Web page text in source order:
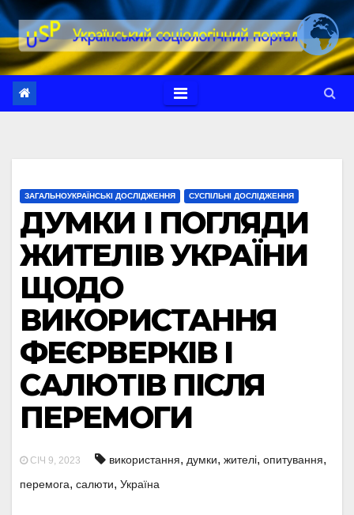
Перейти
до
вмісту
ЗАГАЛЬНОУКРАЇНСЬКІ ДОСЛІДЖЕННЯ СУСПІЛЬНІ ДОСЛІДЖЕННЯ
ДУМКИ І ПОГЛЯДИ
ЖИТЕЛІВ УКРАЇНИ
ЩОДО
ВИКОРИСТАННЯ
ФЕЄРВЕРКІВ І
САЛЮТІВ ПІСЛЯ
ПЕРЕМОГИ
СІЧ 9, 2023 використання, думки, жителі, опитування,
перемога, салюти, Україна